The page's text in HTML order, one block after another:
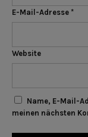
E-Mail-Adresse *
Website
Name, E-Mail-
meinen nächsten